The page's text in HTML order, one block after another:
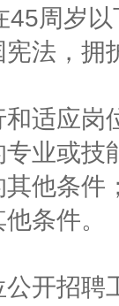
45周岁
法，
适应岗
业或技
他条件
条件。
开招聘